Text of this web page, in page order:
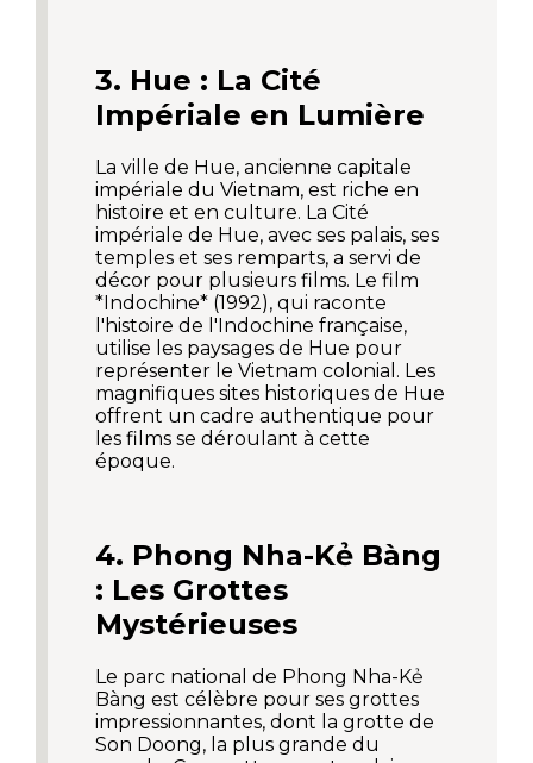
3. Hue : La Cité
Impériale en Lumière
La ville de Hue, ancienne capitale
impériale du Vietnam, est riche en
histoire et en culture. La Cité
impériale de Hue, avec ses palais, ses
temples et ses remparts, a servi de
décor pour plusieurs films. Le film
*Indochine* (1992), qui raconte
l'histoire de l'Indochine française,
utilise les paysages de Hue pour
représenter le Vietnam colonial. Les
magnifiques sites historiques de Hue
offrent un cadre authentique pour
les films se déroulant à cette
époque.
4. Phong Nha-Kẻ Bàng
: Les Grottes
Mystérieuses
Le parc national de Phong Nha-Kẻ
Bàng est célèbre pour ses grottes
impressionnantes, dont la grotte de
Son Doong, la plus grande du